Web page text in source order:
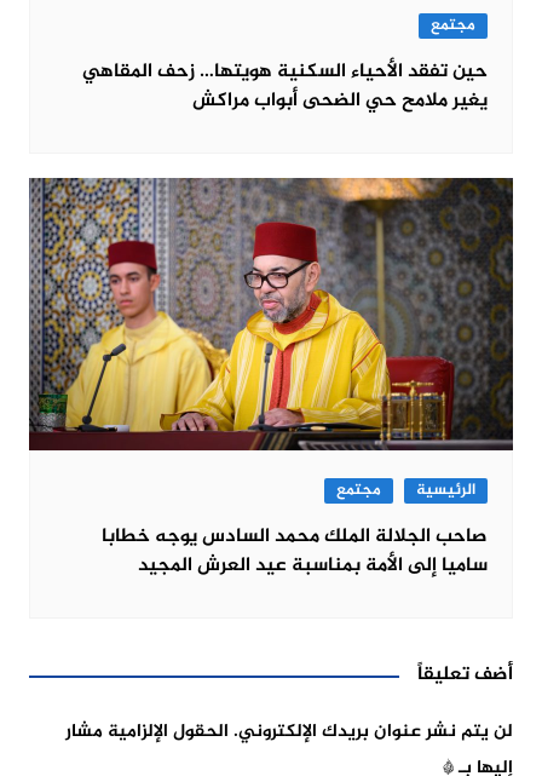
مجتمع
حين تفقد الأحياء السكنية هويتها… زحف المقاهي
يغير ملامح حي الضحى أبواب مراكش
الرئيسية مجتمع
صاحب الجلالة الملك محمد السادس يوجه خطابا
ساميا إلى الأمة بمناسبة عيد العرش المجيد
أضف تعليقاً
لن يتم نشر عنوان بريدك الإلكتروني. الحقول الإلزامية مشار
إليها بـ*